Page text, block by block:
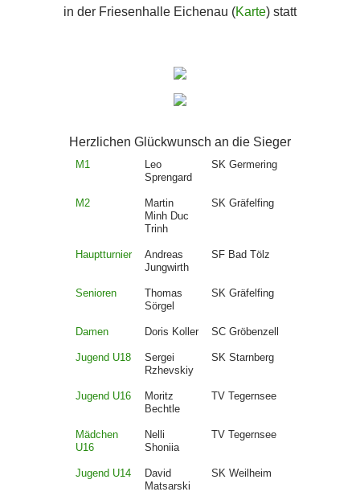
in der Friesenhalle Eichenau (Karte) statt
Herzlichen Glückwunsch an die Sieger
M1
Leo
Sprengard
SK Germering
M2
Martin
Minh Duc
Trinh
SK Gräfelfing
Hauptturnier
Andreas
Jungwirth
SF Bad Tölz
Senioren
Thomas
Sörgel
SK Gräfelfing
Damen Doris Koller SC Gröbenzell
Jugend U18
Sergei
Rzhevskiy
SK Starnberg
Jugend U16
Moritz
Bechtle
TV Tegernsee
Mädchen
U16
Nelli
Shoniia
TV Tegernsee
Jugend U14
David
Matsarski
SK Weilheim